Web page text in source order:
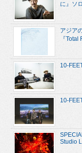
に』ソ
アジア
『Total
10-
10-
Studio